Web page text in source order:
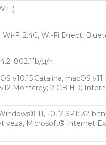
Wi-Fi 2.4G, Wi-Fi Direct,
802.11b/g/n
v10.15 Catalina, macOS v11
Monterey; 2 GB HD;
11, 10, 7 SP1: 32-
veza, Microsoft® Internet